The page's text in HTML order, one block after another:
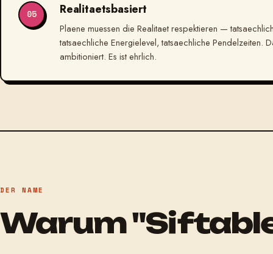
05 Realitaetsbasiert
Plaene muessen die Realitaet respektieren —
tatsaechliche Energielevel, tatsaechliche Pendelzeiten.
ambitioniert. Es ist ehrlich.
DER NAME
Warum